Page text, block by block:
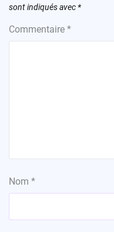
sont indiqués avec *
Commentaire *
Nom *